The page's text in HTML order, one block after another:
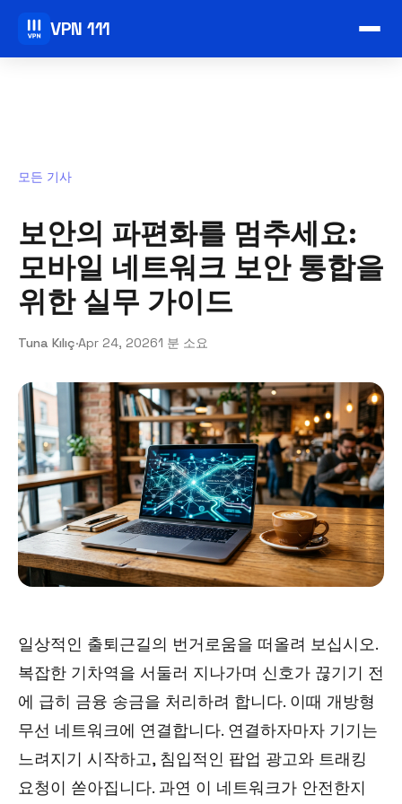
VPN 111
모든 기사
보안의 파편화를 멈추세요:
모바일 네트워크 보안 통합을
위한 실무 가이드
Tuna Kılıç·Apr 24, 20261 분 소요
일상적인 출퇴근길의 번거로움을 떠올려 보십시오.
복잡한 기차역을 서둘러 지나가며 신호가 끊기기 전
에 급히 금융 송금을 처리하려 합니다. 이때 개방형
무선 네트워크에 연결합니다. 연결하자마자 기기는
느려지기 시작하고, 침입적인 팝업 광고와 트래킹
요청이 쏟아집니다. 과연 이 네트워크가 안전한지